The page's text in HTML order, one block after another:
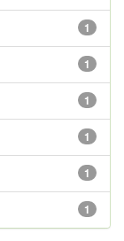
1
1
1
1
1
1